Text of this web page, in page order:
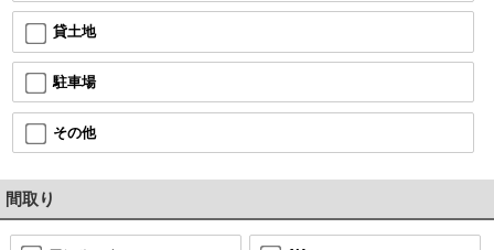
貸土地
駐車場
その他
間取り